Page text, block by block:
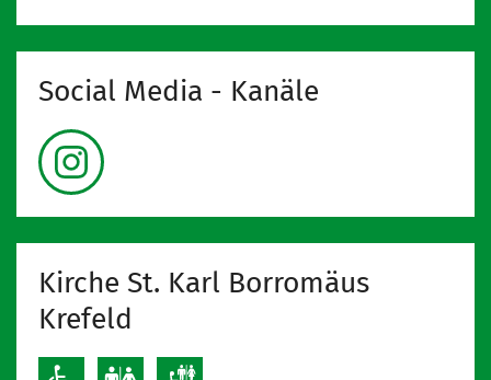
Social Media - Kanäle
Kirche St. Karl Borromäus
Krefeld